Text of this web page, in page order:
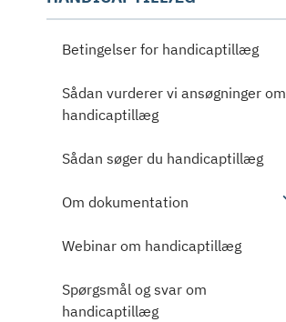
Betingelser for handicaptillæg
Sådan vurderer vi ansøgninger om
handicaptillæg
Sådan søger du handicaptillæg
Om dokumentation
Webinar om handicaptillæg
Spørgsmål og svar om
handicaptillæg